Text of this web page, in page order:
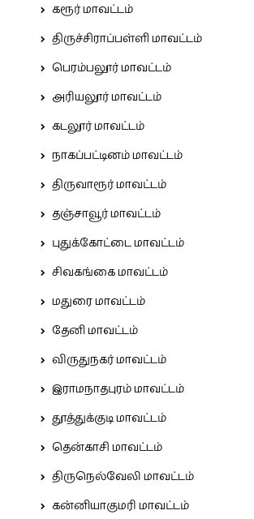
கரூர் மாவட்டம்
திருச்சிராப்பள்ளி மாவட்டம்
பெரம்பலூர் மாவட்டம்
அரியலூர் மாவட்டம்
கடலூர் மாவட்டம்
நாகப்பட்டினம் மாவட்டம்
திருவாரூர் மாவட்டம்
தஞ்சாவூர் மாவட்டம்
புதுக்கோட்டை மாவட்டம்
சிவகங்கை மாவட்டம்
மதுரை மாவட்டம்
தேனி மாவட்டம்
விருதுநகர் மாவட்டம்
இராமநாதபுரம் மாவட்டம்
தூத்துக்குடி மாவட்டம்
தென்காசி மாவட்டம்
திருநெல்வேலி மாவட்டம்
கன்னியாகுமரி மாவட்டம்